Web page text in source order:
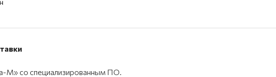
М» со специализированным ПО.